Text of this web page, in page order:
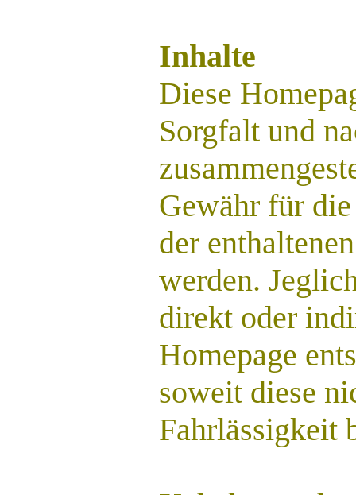
Inhalte
Diese
Sorgfalt und
Gewähr für
der
werden.
direkt oder
Homepage
soweit diese
Fahrlässigkeit